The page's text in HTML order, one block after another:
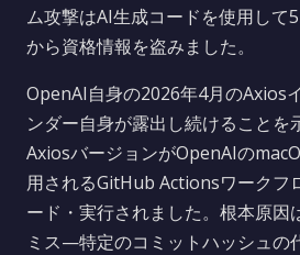
ム攻撃はAI生成コードを使用して
から資格情報を盗みました。
OpenAI自身の2026年4月のAxios
ンダー自身が露出し続けることを
AxiosバージョンがOpenAIの
用されるGitHub Actionsワークフ
ード・実行されました。根本原因
ミス—特定のコミットハッシュの